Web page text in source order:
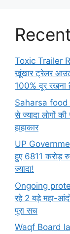
Toxic Trailer
खूंखार ट्रेलर
100% दूर रखना
Saharsa food
से ज्यादा लोगों
हाहाकार
UP
हुए 6811 करोड़
ज्यादा!
Ongoing
रहे 2 बड़े महा-
पूरा सच
Waqf Board